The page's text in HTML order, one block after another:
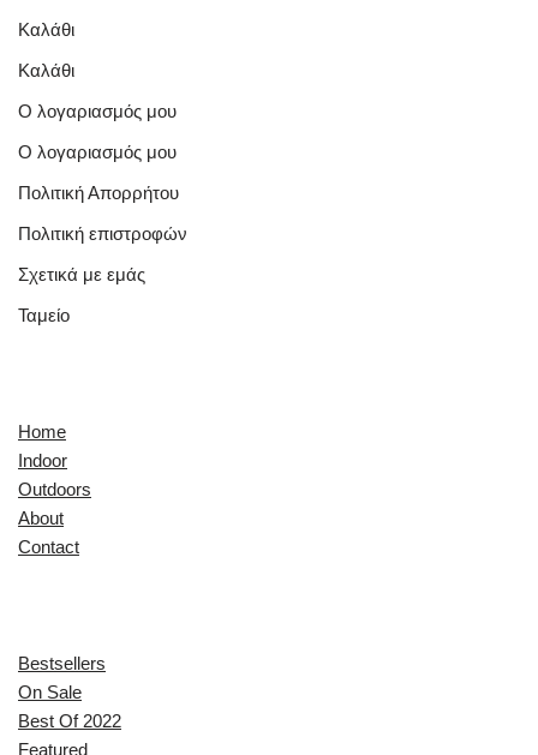
Καλάθι
Καλάθι
Ο λογαριασμός μου
Ο λογαριασμός μου
Πολιτική Απορρήτου
Πολιτική επιστροφών
Σχετικά με εμάς
Ταμείο
Home
Indoor
Outdoors
About
Contact
Bestsellers
On Sale
Best Of 2022
Featured